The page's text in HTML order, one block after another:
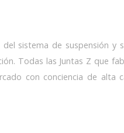
sistema de suspensión y
Todas las Juntas Z que
con conciencia de alta